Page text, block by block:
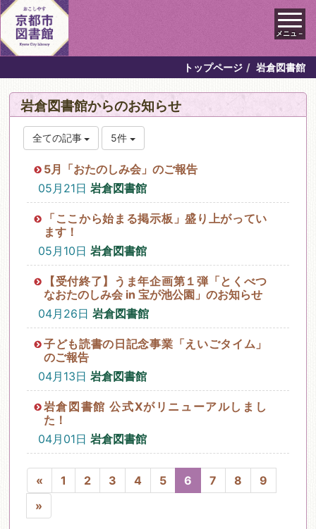
メニュ－
トップページ 岩倉図書館
岩倉図書館からのお知らせ
全ての記事 5件
5月「おたのしみ会」のご報告
05月21日 岩倉図書館
「ここから始まる掲示板」盛り上がってい
ます！
05月10日 岩倉図書館
【受付終了】うま年企画第１弾「とくべつ
なおたのしみ会 in 宝が池公園」のお知らせ
04月26日 岩倉図書館
子ども読書の日記念事業「えいごタイム」
のご報告
04月13日 岩倉図書館
岩倉図書館 公式Xがリニューアルしまし
た！
04月01日 岩倉図書館
« 1 2 3 4 5 6 7 8
9
»